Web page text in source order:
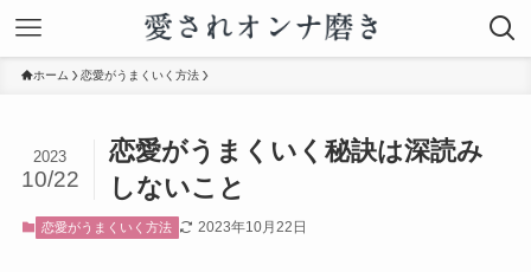
ホーム 恋愛がうまくいく方法
恋愛がうまくいく秘訣は深読み
しないこと
2023
10/22
恋愛がうまくいく方法 2023年10月22日